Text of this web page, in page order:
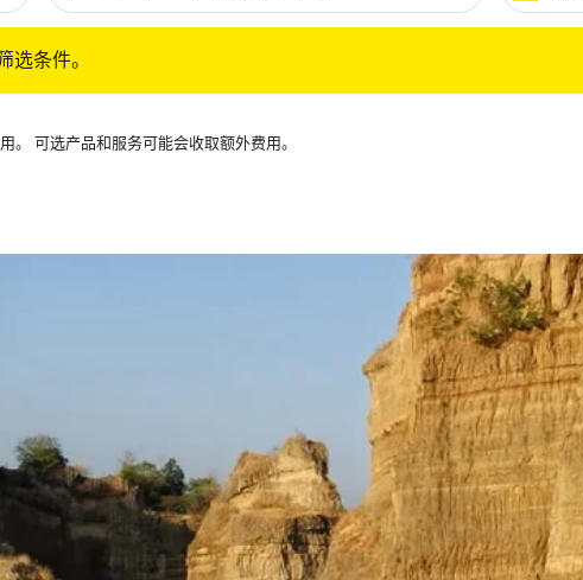
条件。
可选产品和服务可能会收取额外费用。